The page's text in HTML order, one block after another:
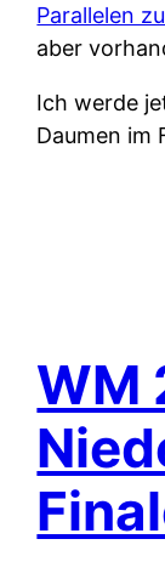
Parallelen
aber
Ich werde
Daumen im
WM